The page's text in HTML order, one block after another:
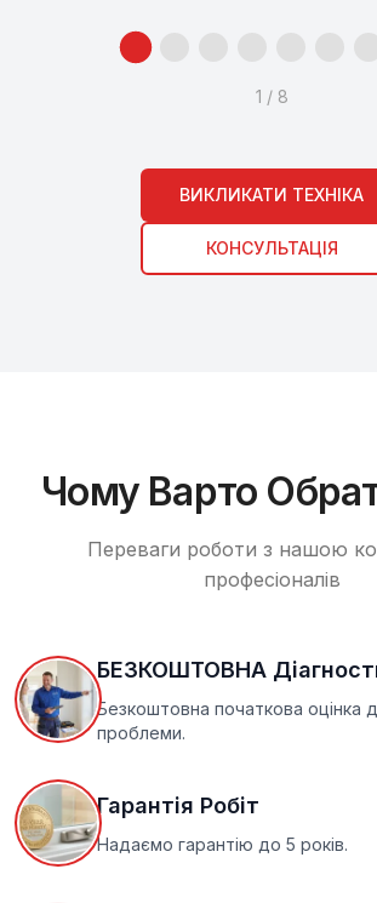
1 / 8
ВИКЛИКАТИ ТЕХНІКА
КОНСУЛЬТАЦІЯ
Чому Варто
Переваги роботи з нашою
професіоналів
БЕЗКОШТОВНА
Безкоштовна початкова оцінка
проблеми.
Гарантія Робіт
Надаємо гарантію до 5 років.